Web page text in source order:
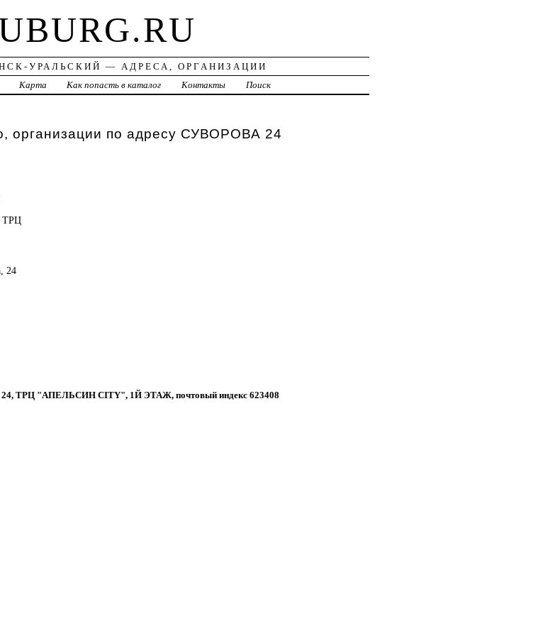
УРАЛЬСКИЙ — АДРЕСА, ОРГАНИЗАЦИИ
Карта Как попасть в каталог Контакты Поиск
организации по адресу СУВОРОВА 24
ТРЦ
24
24, ТРЦ "АПЕЛЬСИН CITY", 1Й ЭТАЖ, почтовый индекс 623408